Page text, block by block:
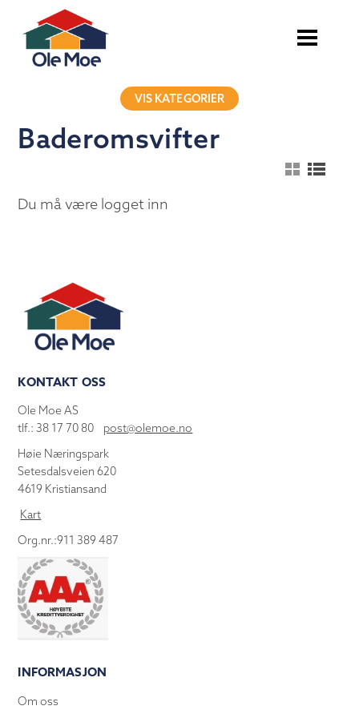
VIS KATEGORIER
Baderomsvifter
Du må være logget inn
KONTAKT OSS
Ole Moe AS
tlf.: 38 17 70 80 post@olemoe.no
Høie Næringspark
Setesdalsveien 620
4619 Kristiansand
Kart
Org.nr.:911 389 487
INFORMASJON
Om oss